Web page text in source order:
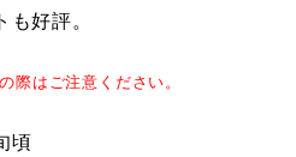
好評。
はご注意ください。
頃